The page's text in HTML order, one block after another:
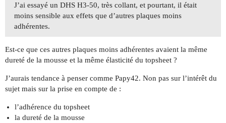
J’ai essayé un DHS H3-50, très collant, et pourtant, il était
moins sensible aux effets que d’autres plaques moins
adhérentes.
Est-ce que ces autres plaques moins adhérentes avaient la même
dureté de la mousse et la même élasticité du topsheet ?
J’aurais tendance à penser comme Papy42. Non pas sur l’intérêt du
sujet mais sur la prise en compte de :
l’adhérence du topsheet
la dureté de la mousse